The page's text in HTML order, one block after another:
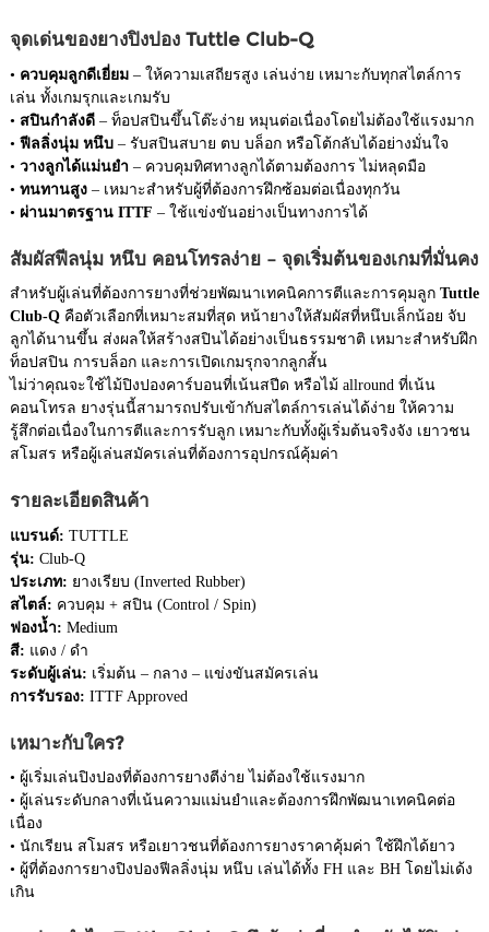
จุดเด่นของยางปิงปอง Tuttle Club-Q
• ควบคุมลูกดีเยี่ยม – ให้ความเสถียรสูง เล่นง่าย เหมาะกับทุกสไตล์การ
เล่น ทั้งเกมรุกและเกมรับ
• สปินกำลังดี – ท็อปสปินขึ้นโต๊ะง่าย หมุนต่อเนื่องโดยไม่ต้องใช้แรงมาก
• ฟีลลิ่งนุ่ม หนึบ – รับสปินสบาย ตบ บล็อก หรือโต้กลับได้อย่างมั่นใจ
• วางลูกได้แม่นยำ – ควบคุมทิศทางลูกได้ตามต้องการ ไม่หลุดมือ
• ทนทานสูง – เหมาะสำหรับผู้ที่ต้องการฝึกซ้อมต่อเนื่องทุกวัน
• ผ่านมาตรฐาน ITTF – ใช้แข่งขันอย่างเป็นทางการได้
สัมผัสฟีลนุ่ม หนึบ คอนโทรลง่าย – จุดเริ่มต้นของเกมที่มั่นคง
สำหรับผู้เล่นที่ต้องการยางที่ช่วยพัฒนาเทคนิคการตีและการคุมลูก Tuttle
Club-Q คือตัวเลือกที่เหมาะสมที่สุด หน้ายางให้สัมผัสที่หนึบเล็กน้อย จับ
ลูกได้นานขึ้น ส่งผลให้สร้างสปินได้อย่างเป็นธรรมชาติ เหมาะสำหรับฝึก
ท็อปสปิน การบล็อก และการเปิดเกมรุกจากลูกสั้น
ไม่ว่าคุณจะใช้ไม้ปิงปองคาร์บอนที่เน้นสปีด หรือไม้ allround ที่เน้น
คอนโทรล ยางรุ่นนี้สามารถปรับเข้ากับสไตล์การเล่นได้ง่าย ให้ความ
รู้สึกต่อเนื่องในการตีและการรับลูก เหมาะกับทั้งผู้เริ่มต้นจริงจัง เยาวชน
สโมสร หรือผู้เล่นสมัครเล่นที่ต้องการอุปกรณ์คุ้มค่า
รายละเอียดสินค้า
แบรนด์: TUTTLE
รุ่น: Club-Q
ประเภท: ยางเรียบ (Inverted Rubber)
สไตล์: ควบคุม + สปิน (Control / Spin)
ฟองน้ำ: Medium
สี: แดง / ดำ
ระดับผู้เล่น: เริ่มต้น – กลาง – แข่งขันสมัครเล่น
การรับรอง: ITTF Approved
เหมาะกับใคร?
• ผู้เริ่มเล่นปิงปองที่ต้องการยางตีง่าย ไม่ต้องใช้แรงมาก
• ผู้เล่นระดับกลางที่เน้นความแม่นยำและต้องการฝึกพัฒนาเทคนิคต่อ
เนื่อง
• นักเรียน สโมสร หรือเยาวชนที่ต้องการยางราคาคุ้มค่า ใช้ฝึกได้ยาว
• ผู้ที่ต้องการยางปิงปองฟีลลิ่งนุ่ม หนึบ เล่นได้ทั้ง FH และ BH โดยไม่เด้ง
เกิน